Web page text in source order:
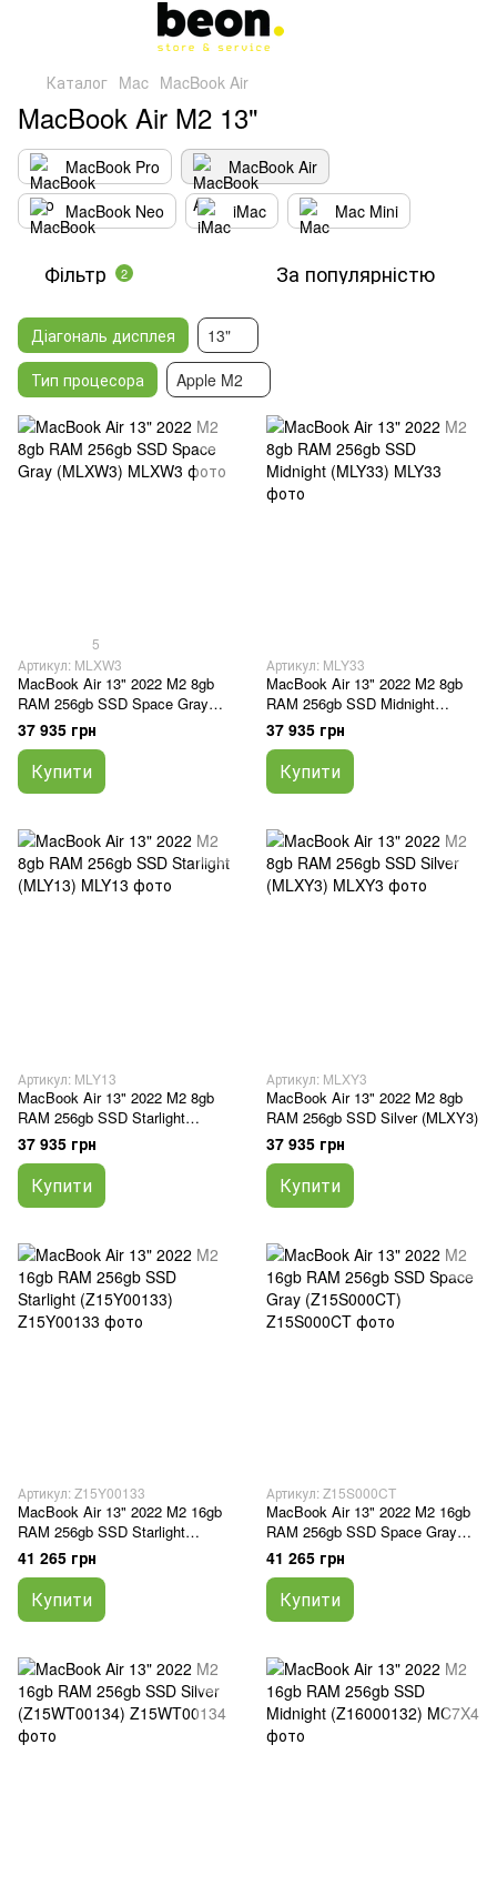
Каталог Mac MacBook Air
MacBook Air M2 13"
MacBook Pro
MacBook Air
MacBook Neo
iMac Mac Mini
Фільтр 2 За популярністю
Діагональ дисплея
13"
Тип процесора
Apple M2
5
Артикул: MLXW3
MacBook Air 13" 2022 M2 8gb
RAM 256gb SSD Space Gray
(MLXW3)
37 935 грн
Купити
Артикул: MLY33
MacBook Air 13" 2022 M2 8gb
RAM 256gb SSD Midnight
(MLY33)
37 935 грн
Купити
Артикул: MLY13
MacBook Air 13" 2022 M2 8gb
RAM 256gb SSD Starlight
(MLY13)
37 935 грн
Купити
Артикул: MLXY3
MacBook Air 13" 2022 M2 8gb
RAM 256gb SSD Silver (MLXY3)
37 935 грн
Купити
Артикул: Z15Y00133
MacBook Air 13" 2022 M2 16gb
RAM 256gb SSD Starlight
(Z15Y00133)
41 265 грн
Купити
Артикул: Z15S000CT
MacBook Air 13" 2022 M2 16gb
RAM 256gb SSD Space Gray
(Z15S000CT)
41 265 грн
Купити